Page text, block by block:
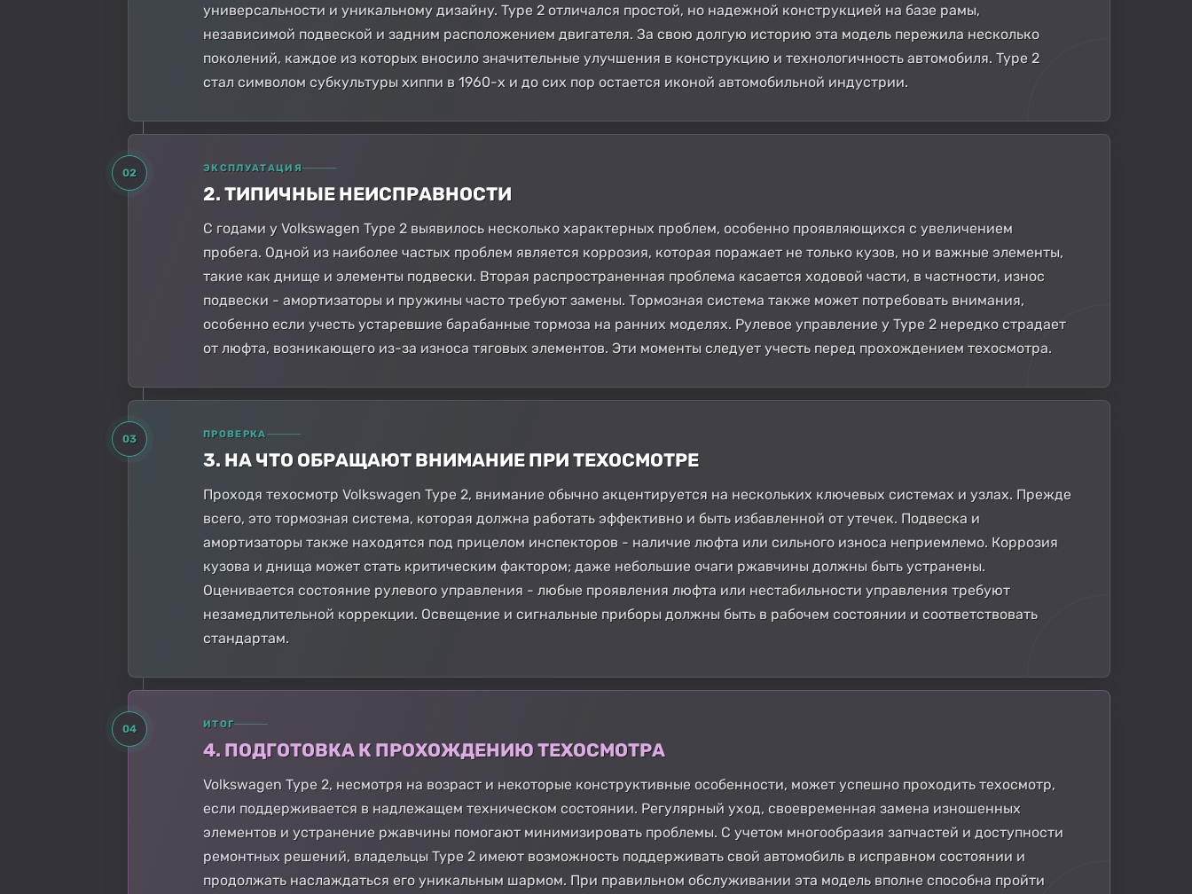
универсальности и уникальному дизайну. Type 2 отличался простой, но надежной конструкцией на базе рамы,
независимой подвеской и задним расположением двигателя. За свою долгую историю эта модель пережила несколько
поколений, каждое из которых вносило значительные улучшения в конструкцию и технологичность автомобиля. Type 2
стал символом субкультуры хиппи в 1960-х и до сих пор остается иконой автомобильной индустрии.
02 ЭКСПЛУАТАЦИЯ
2. ТИПИЧНЫЕ НЕИСПРАВНОСТИ
С годами у Volkswagen Type 2 выявилось несколько характерных проблем, особенно проявляющихся с увеличением
пробега. Одной из наиболее частых проблем является коррозия, которая поражает не только кузов, но и важные элементы,
такие как днище и элементы подвески. Вторая распространенная проблема касается ходовой части, в частности, износ
подвески - амортизаторы и пружины часто требуют замены. Тормозная система также может потребовать внимания,
особенно если учесть устаревшие барабанные тормоза на ранних моделях. Рулевое управление у Type 2 нередко страдает
от люфта, возникающего из-за износа тяговых элементов. Эти моменты следует учесть перед прохождением техосмотра.
03 ПРОВЕРКА
3. НА ЧТО ОБРАЩАЮТ ВНИМАНИЕ ПРИ ТЕХОСМОТРЕ
Проходя техосмотр Volkswagen Type 2, внимание обычно акцентируется на нескольких ключевых системах и узлах. Прежде
всего, это тормозная система, которая должна работать эффективно и быть избавленной от утечек. Подвеска и
амортизаторы также находятся под прицелом инспекторов - наличие люфта или сильного износа неприемлемо. Коррозия
кузова и днища может стать критическим фактором; даже небольшие очаги ржавчины должны быть устранены.
Оценивается состояние рулевого управления - любые проявления люфта или нестабильности управления требуют
незамедлительной коррекции. Освещение и сигнальные приборы должны быть в рабочем состоянии и соответствовать
стандартам.
04 ИТОГ
4. ПОДГОТОВКА К ПРОХОЖДЕНИЮ ТЕХОСМОТРА
Volkswagen Type 2, несмотря на возраст и некоторые конструктивные особенности, может успешно проходить техосмотр,
если поддерживается в надлежащем техническом состоянии. Регулярный уход, своевременная замена изношенных
элементов и устранение ржавчины помогают минимизировать проблемы. С учетом многообразия запчастей и доступности
ремонтных решений, владельцы Type 2 имеют возможность поддерживать свой автомобиль в исправном состоянии и
продолжать наслаждаться его уникальным шармом. При правильном обслуживании эта модель вполне способна пройти